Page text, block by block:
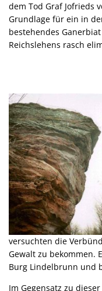
dem Tod Graf Jofrieds
Grundlage für ein in
bestehendes
Reichslehens rasch
versuchten die
Gewalt zu bekommen.
Burg Lindelbrunn und
Im Gegensatz zu dieser